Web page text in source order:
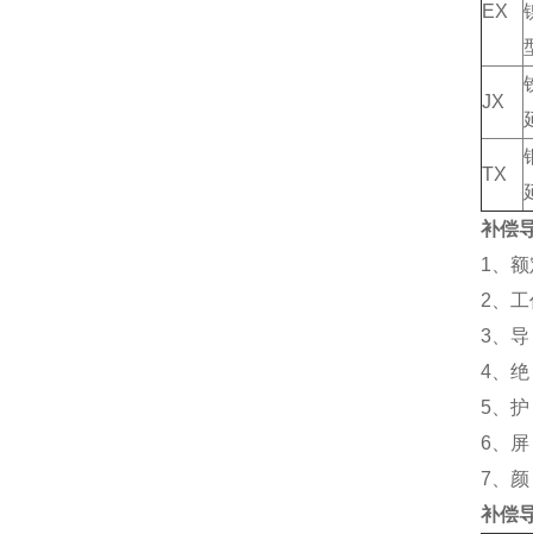
EX
JX
TX
补偿
1、
2、
3、
4、
5、
6、
7、颜
补偿